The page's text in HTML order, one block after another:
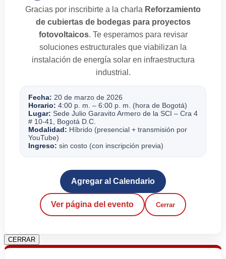
Gracias por inscribirte a la charla Reforzamiento
de cubiertas de bodegas para proyectos
fotovoltaicos. Te esperamos para revisar
soluciones estructurales que viabilizan la
instalación de energía solar en infraestructura
industrial.
Fecha: 20 de marzo de 2026
Horario: 4:00 p. m. – 6:00 p. m. (hora de Bogotá)
Lugar: Sede Julio Garavito Armero de la SCI – Cra 4
# 10-41, Bogotá D.C.
Modalidad: Híbrido (presencial + transmisión por
YouTube)
Ingreso: sin costo (con inscripción previa)
Agregar al Calendario
Ver página del evento Cerrar
CERRAR